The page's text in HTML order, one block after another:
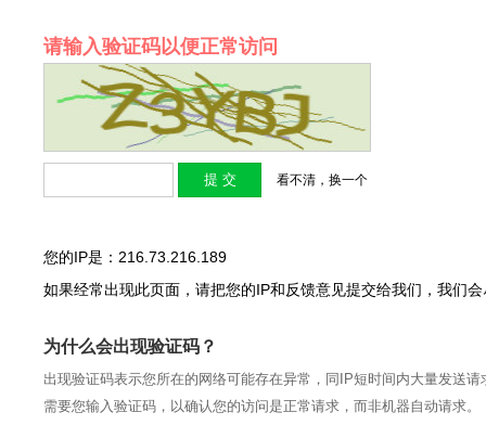
请输入验证码以便正常访问
看不清，换一个
您的IP是：216.73.216.189
如果经常出现此页面，请把您的IP和反馈意见提交给我们，我们
为什么会出现验证码？
出现验证码表示您所在的网络可能存在异常，同IP短时间内大量发送
需要您输入验证码，以确认您的访问是正常请求，而非机器自动请求。